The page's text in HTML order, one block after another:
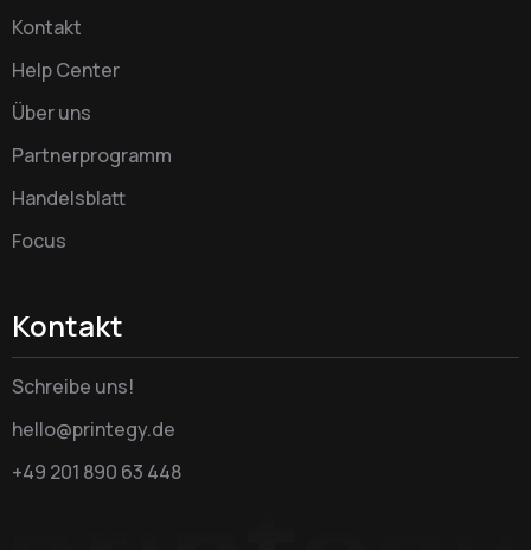
Kontakt
Help Center
Über uns
Partnerprogramm
Handelsblatt
Focus
Kontakt
Schreibe uns!
hello@printegy.de
+49 201 890 63 448